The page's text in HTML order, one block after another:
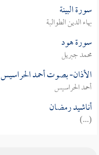
سورة البينة
بهاء الدين الطوالبة
سورة هود
محمد جبريل
الأذان- بصوت أحمد الحراسيس
أحمد الحراسيس
أناشيد رمضان
(...)